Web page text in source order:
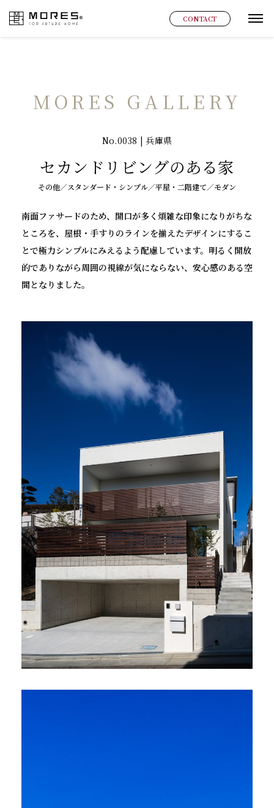
MORES CONTACT グ
MORES GALLERY
No.0038 | 兵庫県
セカンドリビングのある家
その他／スタンダード・シンプル／平屋・二階建て／モダン
南面ファサードのため、開口が多く煩雑な印象になりがちな
ところを、屋根・手すりのラインを揃えたデザインにするこ
とで極力シンプルにみえるよう配慮しています。明るく開放
的でありながら周囲の視線が気にならない、安心感のある空
間となりました。